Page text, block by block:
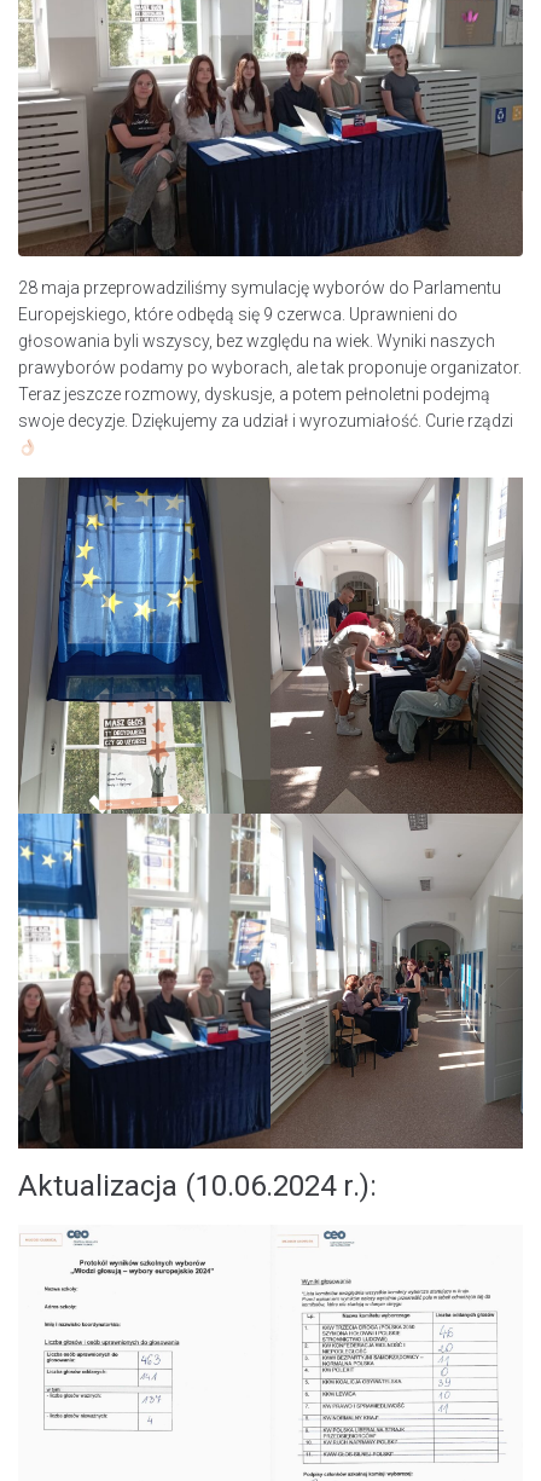
28 maja przeprowadziliśmy symulację wyborów do Parlamentu
Europejskiego, które odbędą się 9 czerwca. Uprawnieni do
głosowania byli wszyscy, bez względu na wiek. Wyniki naszych
prawyborów podamy po wyborach, ale tak proponuje organizator.
Teraz jeszcze rozmowy, dyskusje, a potem pełnoletni podejmą
swoje decyzje. Dziękujemy za udział i wyrozumiałość. Curie rządzi
Aktualizacja (10.06.2024 r.):